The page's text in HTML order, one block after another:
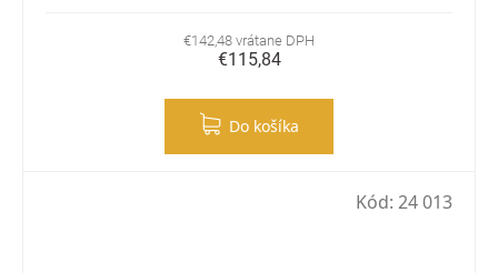
€142,48 vrátane DPH
€115,84
Do košíka
Kód: 24 013